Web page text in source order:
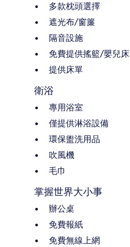
多款枕頭選擇
遮光布/窗簾
隔音設施
免費提供搖籃/嬰兒床
提供床單
衛浴
專用浴室
僅提供淋浴設備
環保盥洗用品
吹風機
毛巾
掌握世界大小事
辦公桌
免費報紙
免費無線上網